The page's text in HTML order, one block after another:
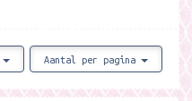
Aantal per pagina